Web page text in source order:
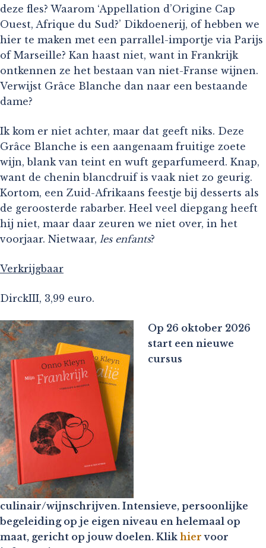
deze fles? Waarom ‘Appellation d’Origine Cap
Ouest, Afrique du Sud?’ Dikdoenerij, of hebben we
hier te maken met een parrallel-importje via Parijs
of Marseille? Kan haast niet, want in Frankrijk
ontkennen ze het bestaan van niet-Franse wijnen.
Verwijst Grâce Blanche dan naar een bestaande
dame?
Ik kom er niet achter, maar dat geeft niks. Deze
Grâce Blanche is een aangenaam fruitige zoete
wijn, blank van teint en wuft geparfumeerd. Knap,
want de chenin blancdruif is vaak niet zo geurig.
Kortom, een Zuid-Afrikaans feestje bij desserts als
de geroosterde rabarber. Heel veel diepgang heeft
hij niet, maar daar zeuren we niet over, in het
voorjaar. Nietwaar, les enfants?
Verkrijgbaar
DirckIII, 3,99 euro.
Op 26 oktober 2026
start een nieuwe
cursus
culinair/wijnschrijven. Intensieve, persoonlijke
begeleiding op je eigen niveau en helemaal op
maat, gericht op jouw doelen. Klik hier voor